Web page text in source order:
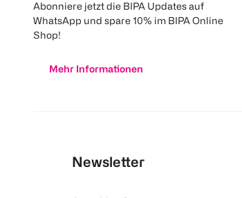
Abonniere jetzt die BIPA Updates auf
WhatsApp und spare 10% im BIPA Online
Shop!
Mehr Informationen
Newsletter